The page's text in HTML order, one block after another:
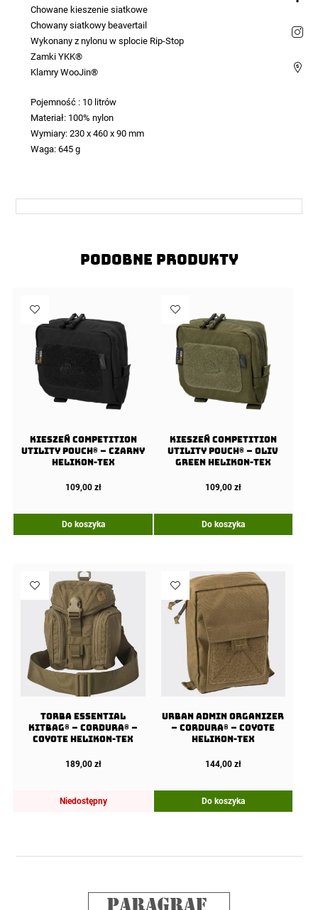
Chowane kieszenie siatkowe
Chowany siatkowy beavertail
Wykonany z nylonu w splocie Rip-Stop
Zamki YKK®
Klamry WooJin®
Pojemność : 10 litrów
Materiał: 100% nylon
Wymiary: 230 x 460 x 90 mm
Waga: 645 g
Podobne produkty
Kieszeń COMPETITION
Utility Pouch® – Czarny
Helikon-Tex
109,00 zł
Do koszyka
Kieszeń COMPETITION
Utility Pouch® – Oliv
Green Helikon-Tex
109,00 zł
Do koszyka
Torba ESSENTIAL
KITBAG® – Cordura® –
Coyote Helikon-Tex
189,00 zł
Niedostępny
URBAN ADMIN Organizer
– Cordura® – Coyote
Helikon-Tex
144,00 zł
Do koszyka